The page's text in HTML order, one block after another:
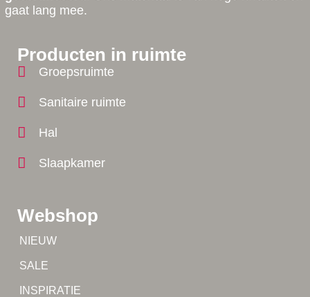
Webshop
NIEUW
SALE
INSPIRATIE
Producten in ruimte
Groepsruimte
Sanitaire ruimte
Hal
Slaapkamer
gaat lang mee.